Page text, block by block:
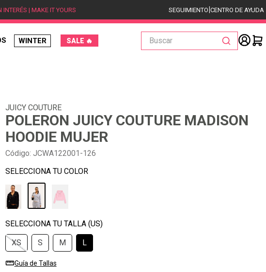
| MAKE IT YOURS SEGUIMIENTO|CENTRO DE AYUDA
WINTER SALE 🔥
Buscar
JUICY COUTURE
POLERON JUICY COUTURE MADISON
HOODIE MUJER
Código: JCWA122001-126
XS S M L
Guía de Tallas